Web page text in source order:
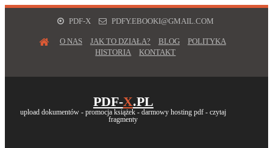
PDF-X PDFY.EBOOKI@GMAIL.COM
O NAS JAK TO DZIAŁA? BLOG
POLITYKA
HISTORIA
KONTAKT
PDF-X.PL
upload dokumentów - promocja książek - darmowy hosting pdf - czytaj
fragmenty